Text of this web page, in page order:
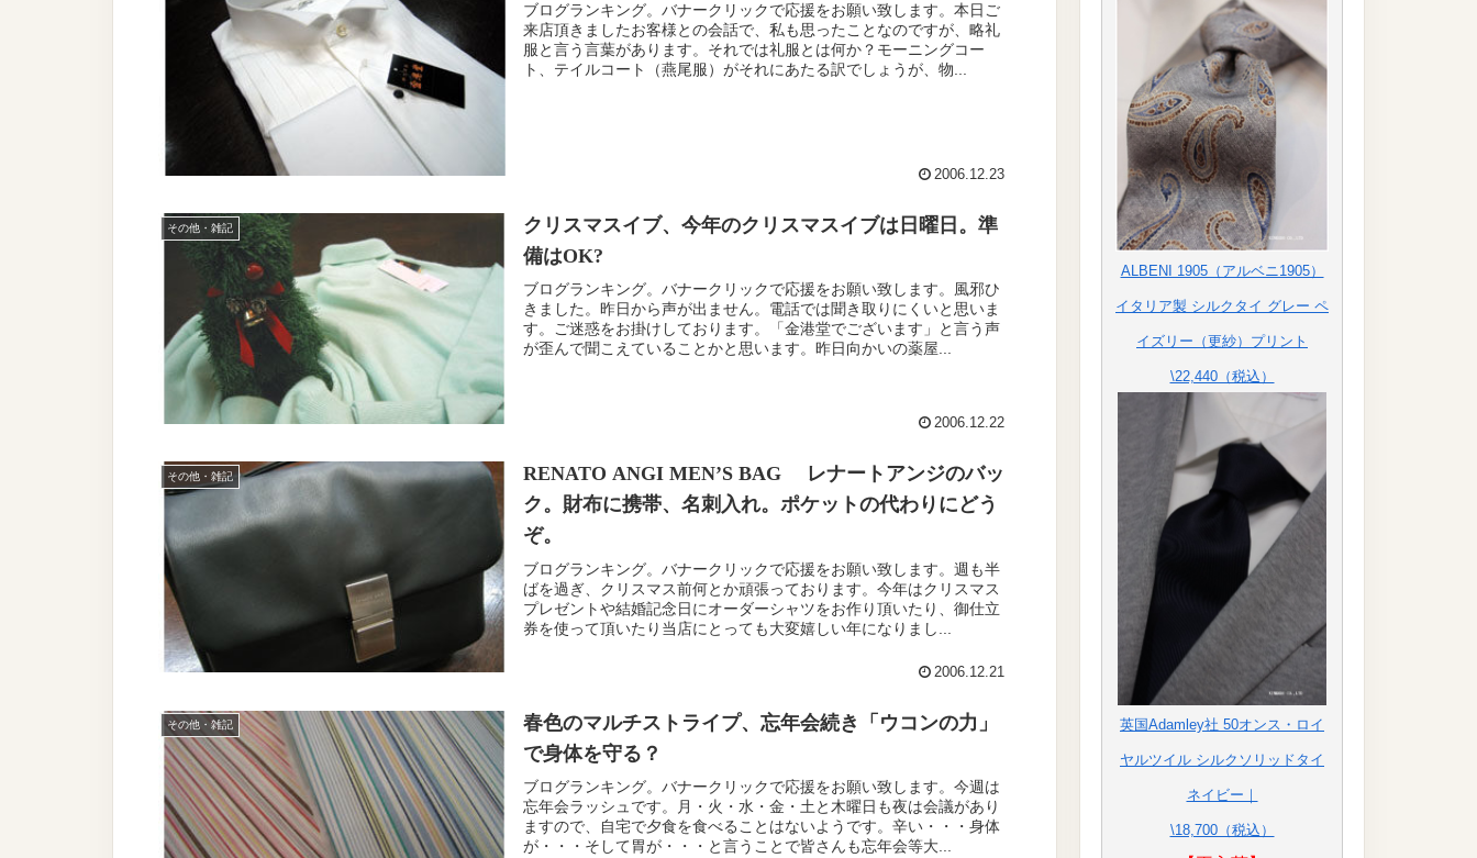
ブログランキング。バナークリックで応援をお願い致します。本日ご
来店頂きましたお客様との会話で、私も思ったことなのですが、略礼
服と言う言葉があります。それでは礼服とは何か？モーニングコー
ト、テイルコート（燕尾服）がそれにあたる訳でしょうが、物...
2006.12.23
その他・雑記
クリスマスイブ、今年のクリスマスイブは日曜日。準
備はOK?
ブログランキング。バナークリックで応援をお願い致します。風邪ひ
きました。昨日から声が出ません。電話では聞き取りにくいと思いま
す。ご迷惑をお掛けしております。「金港堂でございます」と言う声
が歪んで聞こえていることかと思います。昨日向かいの薬屋...
2006.12.22
その他・雑記
RENATO ANGI MEN’S BAG レナートアンジのバッ
ク。財布に携帯、名刺入れ。ポケットの代わりにどう
ぞ。
ブログランキング。バナークリックで応援をお願い致します。週も半
ばを過ぎ、クリスマス前何とか頑張っております。今年はクリスマス
プレゼントや結婚記念日にオーダーシャツをお作り頂いたり、御仕立
券を使って頂いたり当店にとっても大変嬉しい年になりまし...
2006.12.21
その他・雑記
春色のマルチストライプ、忘年会続き「ウコンの力」
で身体を守る？
ブログランキング。バナークリックで応援をお願い致します。今週は
忘年会ラッシュです。月・火・水・金・土と木曜日も夜は会議があり
ますので、自宅で夕食を食べることはないようです。辛い・・・身体
が・・・そして胃が・・・と言うことで皆さんも忘年会等大...
ALBENI 1905（アルベニ1905）
イタリア製 シルクタイ グレー ペ
イズリー（更紗）プリント
\22,440（税込）
英国Adamley社 50オンス・ロイ
ヤルツイル シルクソリッドタイ
ネイビー｜
\18,700（税込）